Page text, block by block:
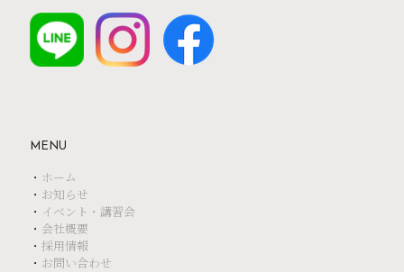
MENU
・ ホーム
・ お知らせ
・ イベント・講習会
・ 会社概要
・ 採用情報
・ お問い合わせ